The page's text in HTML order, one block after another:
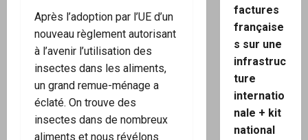
Après l’adoption par l’UE d’un
nouveau règlement autorisant
à l’avenir l’utilisation des
insectes dans les aliments,
un grand remue-ménage a
éclaté. On trouve des
insectes dans de nombreux
aliments et nous révélons
factures
française
s sur une
infrastruc
ture
internatio
nale + kit
national